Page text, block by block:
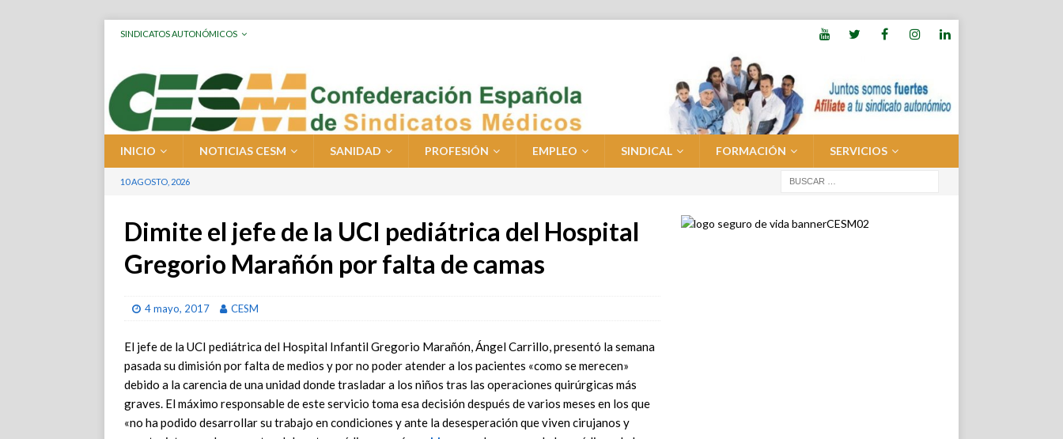
SINDICATOS AUTONÓMICOS
INICIO NOTICIAS CESM SANIDAD PROFESIÓN EMPLEO SINDICAL FORMACIÓN SERVICIOS
10 AGOSTO, 2026
Dimite el jefe de la UCI pediátrica del Hospital
Gregorio Marañón por falta de camas
4 mayo, 2017 CESM
El jefe de la UCI pediátrica del Hospital Infantil Gregorio Marañón, Ángel Carrillo, presentó la semana
pasada su dimisión por falta de medios y por no poder atender a los pacientes «como se merecen»
debido a la carencia de una unidad donde trasladar a los niños tras las operaciones quirúrgicas más
graves. El máximo responsable de este servicio toma esa decisión después de varios meses en los que
«no ha podido desarrollar su trabajo en condiciones y ante la desesperación que viven cirujanos y